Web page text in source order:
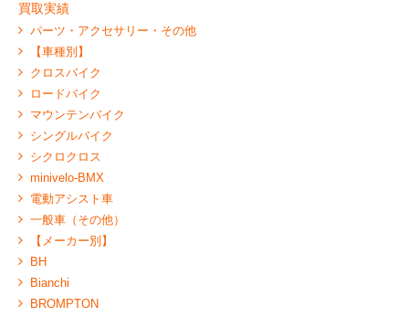
買取実績
パーツ・アクセサリー・その他
【車種別】
クロスバイク
ロードバイク
マウンテンバイク
シングルバイク
シクロクロス
minivelo-BMX
電動アシスト車
一般車（その他）
【メーカー別】
BH
Bianchi
BROMPTON